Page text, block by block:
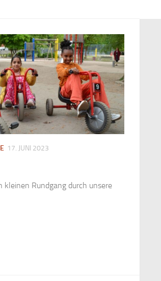
17. JUNI 2023
kleinen Rundgang durch unsere